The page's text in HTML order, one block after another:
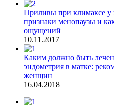
Приливы при климаксе
признаки менопаузы и
ощущений
10.11.2017
Каким должно быть
эндометрия в матке:
женщин
16.04.2018